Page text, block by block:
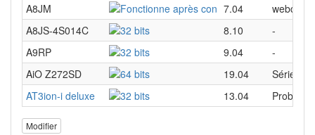
A8JM
7.04
A8JS-4S014C
8.10
-
A9RP
9.04
-
AiO Z272SD
19.04
Série
AT3ion-i deluxe
13.04
Modifier